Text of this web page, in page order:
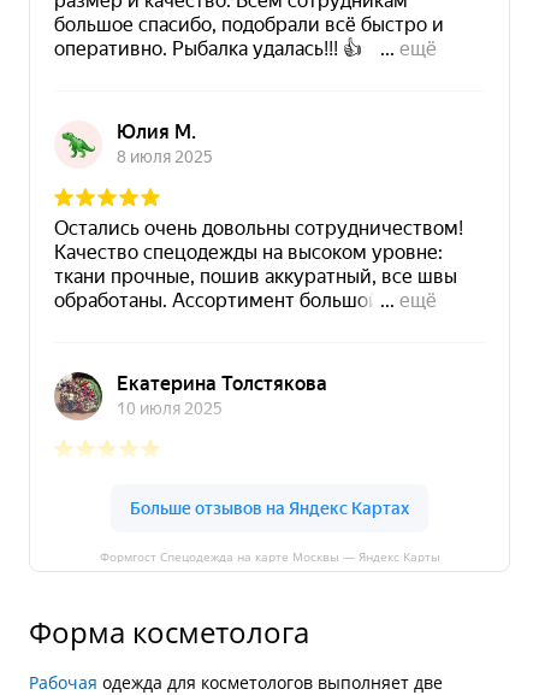
Формгост Спецодежда на карте Москвы — Яндекс Карты
Форма косметолога
Рабочая одежда для косметологов выполняет две